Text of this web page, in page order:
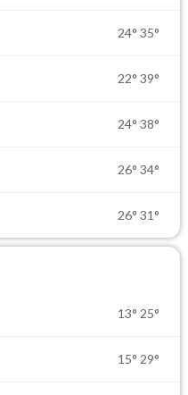
24° 35°
22° 39°
24° 38°
26° 34°
26° 31°
13° 25°
15° 29°